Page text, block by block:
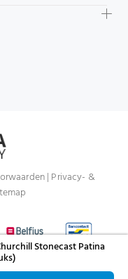
Stonecast Patina
| Privacy- &